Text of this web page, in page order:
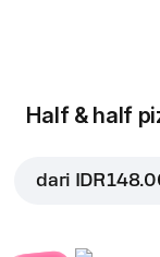
Half & half
dari IDR